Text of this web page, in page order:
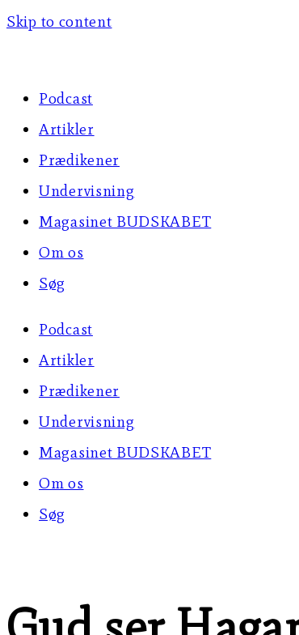
Skip to content
Podcast
Artikler
Prædikener
Undervisning
Magasinet BUDSKABET
Om os
Søg
Podcast
Artikler
Prædikener
Undervisning
Magasinet BUDSKABET
Om os
Søg